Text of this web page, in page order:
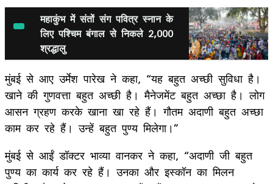
महाकुंभ में संतों संग पवित्र स्नान के
लिए पश्चिम बंगाल से निकले 2,000
श्रद्धालु
मुंबई से आए उर्मेश पारेख ने कहा, “यह बहुत अच्छी सुविधा है।
खाने की गुणवत्ता बहुत अच्छी है। मैनेजमेंट बहुत अच्छा है। लोग
आसन ग्रहण करके खाना खा रहे हैं। गौतम अदाणी बहुत अच्छा
काम कर रहे हैं। उन्हें बहुत पुण्य मिलेगा।”
मुंबई से आईं डॉक्टर भाव्या वानकर ने कहा, “अदाणी जी बहुत
पुण्य का कार्य कर रहे हैं। उनका और इस्कॉन का मिलन